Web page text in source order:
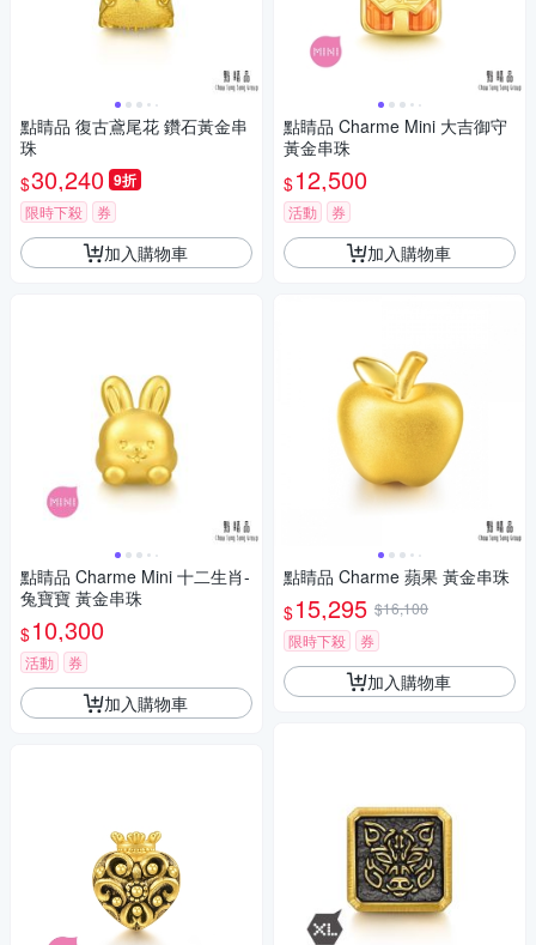
點睛品 復古鳶尾花 鑽石黃金串
珠
$30,240 9折
限時下殺 券
加入購物車
點睛品 Charme Mini 十二生肖-
兔寶寶 黃金串珠
$10,300
活動 券
加入購物車
點睛品 Charme Mini 大吉御守
黃金串珠
$12,500
活動 券
加入購物車
點睛品 Charme 蘋果 黃金串珠
$15,295 $16,100
限時下殺
券
加入購物車